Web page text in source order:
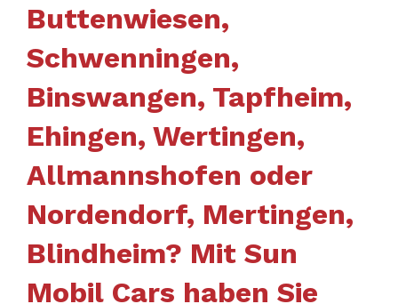
Buttenwiesen,
Schwenningen,
Binswangen, Tapfheim,
Ehingen, Wertingen,
Allmannshofen oder
Nordendorf, Mertingen,
Blindheim? Mit Sun
Mobil Cars haben Sie